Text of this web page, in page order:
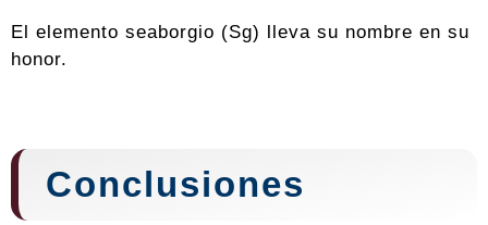
El elemento seaborgio (Sg) lleva su nombre en su
honor.
Conclusiones